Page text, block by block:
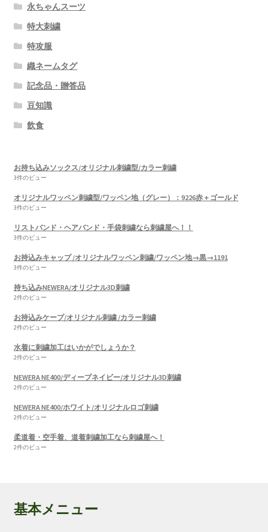
永ちゃんスーツ
特大刺繍
特攻服
織ネームタグ
記念品・贈答品
豆知識
飲食
お持ち込みソックス/オリジナル刺繍型/カラー刺繍
3件のビュー
オリジナルワッペン刺繍型/ワッペン地（グレー）：9226赤＋ゴールド
3件のビュー
リストバンド・ヘアバンド・手袋刺繍なら刺繍屋へ！！
3件のビュー
お持込みキャップ /オリジナルワッペン刺繍/ワッペン地→黒→1191
3件のビュー
持ち込みNEWERA/オリジナル3D刺繍
2件のビュー
お持込みケープ/オリジナル刺繍 /カラー刺繍
2件のビュー
水着に刺繍加工はいかがでしょうか？
2件のビュー
NEWERA NE400/ディープネイビー/オリジナル3D刺繍
2件のビュー
NEWERA NE400/ホワイト/オリジナルロゴ刺繍
2件のビュー
柔道着・空手着、道着刺繍加工なら刺繍屋へ！
2件のビュー
基本メニュー